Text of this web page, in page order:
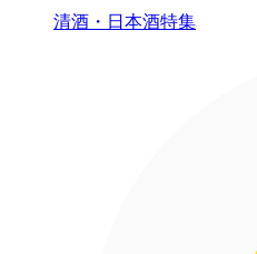
清酒・日本酒特集